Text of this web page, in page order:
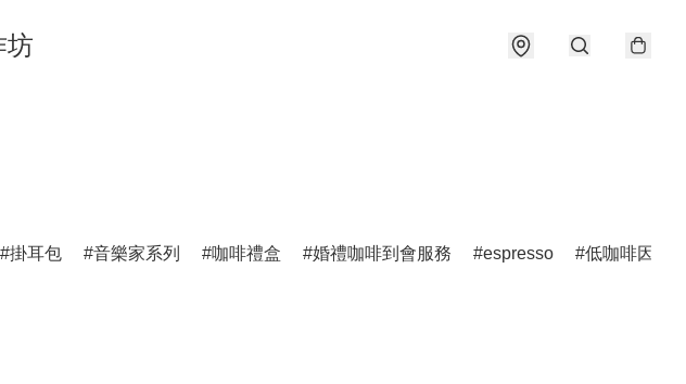
坊
掛耳包 音樂家系列 咖啡禮盒 婚禮咖啡到會服務 espresso 低咖啡因